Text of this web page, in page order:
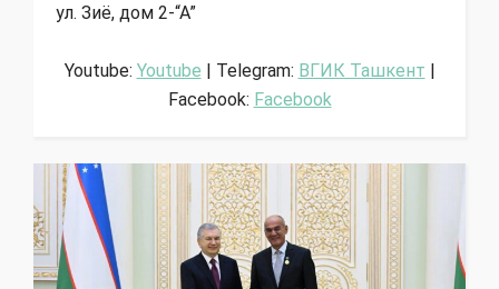
ул. Зиё, дом 2-“А”
Youtube: Youtube | Telegram: ВГИК Ташкент |
Facebook: Facebook